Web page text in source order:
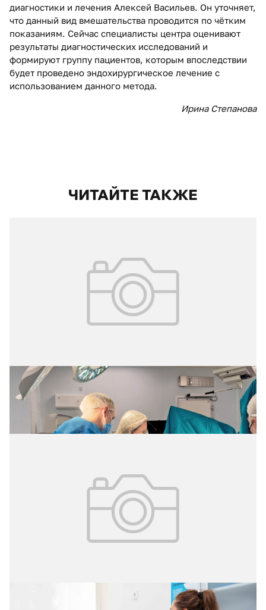
диагностики и лечения Алексей Васильев. Он уточняет,
что данный вид вмешательства проводится по чётким
показаниям. Сейчас специалисты центра оценивают
результаты диагностических исследований и
формируют группу пациентов, которым впоследствии
будет проведено эндохирургическое лечение с
использованием данного метода.
Ирина Степанова
ЧИТАЙТЕ ТАКЖЕ
02.08.2026 № 29 (427)
Оперативная колопроктология